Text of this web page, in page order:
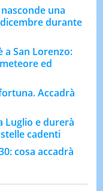
una
durante
a San Lorenzo:
ed
Accadrà
Luglio e durerà
cadenti
cosa accadrà